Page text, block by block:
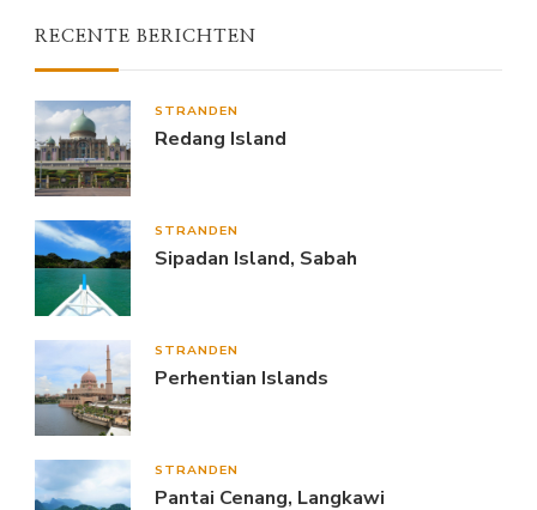
RECENTE BERICHTEN
STRANDEN
Redang Island
STRANDEN
Sipadan Island, Sabah
STRANDEN
Perhentian Islands
STRANDEN
Pantai Cenang, Langkawi